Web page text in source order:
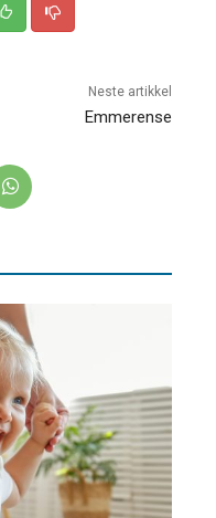
Neste artikkel
Emmerense